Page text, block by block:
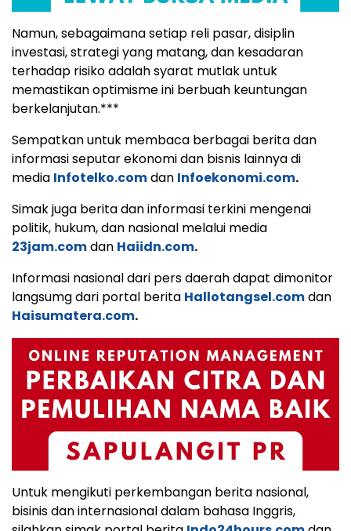
Namun, sebagaimana setiap reli pasar, disiplin
investasi, strategi yang matang, dan kesadaran
terhadap risiko adalah syarat mutlak untuk
memastikan optimisme ini berbuah keuntungan
berkelanjutan.***
Sempatkan untuk membaca berbagai berita dan
informasi seputar ekonomi dan bisnis lainnya di
media Infotelko.comdan Infoekonomi.com.
Simak juga berita dan informasi terkini mengenai
politik, hukum, dan nasional melalui media
23jam.comdan Haiidn.com.
Informasi nasional dari pers daerah dapat dimonitor
langsumg dari portal berita Hallotangsel.comdan
Haisumatera.com.
Untuk mengikuti perkembangan berita nasional,
bisinis dan internasional dalam bahasa Inggris,